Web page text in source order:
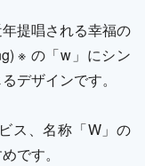
提唱される幸福の
※ の「w」にシン
デザインです。
ス、名称「W」の
です。